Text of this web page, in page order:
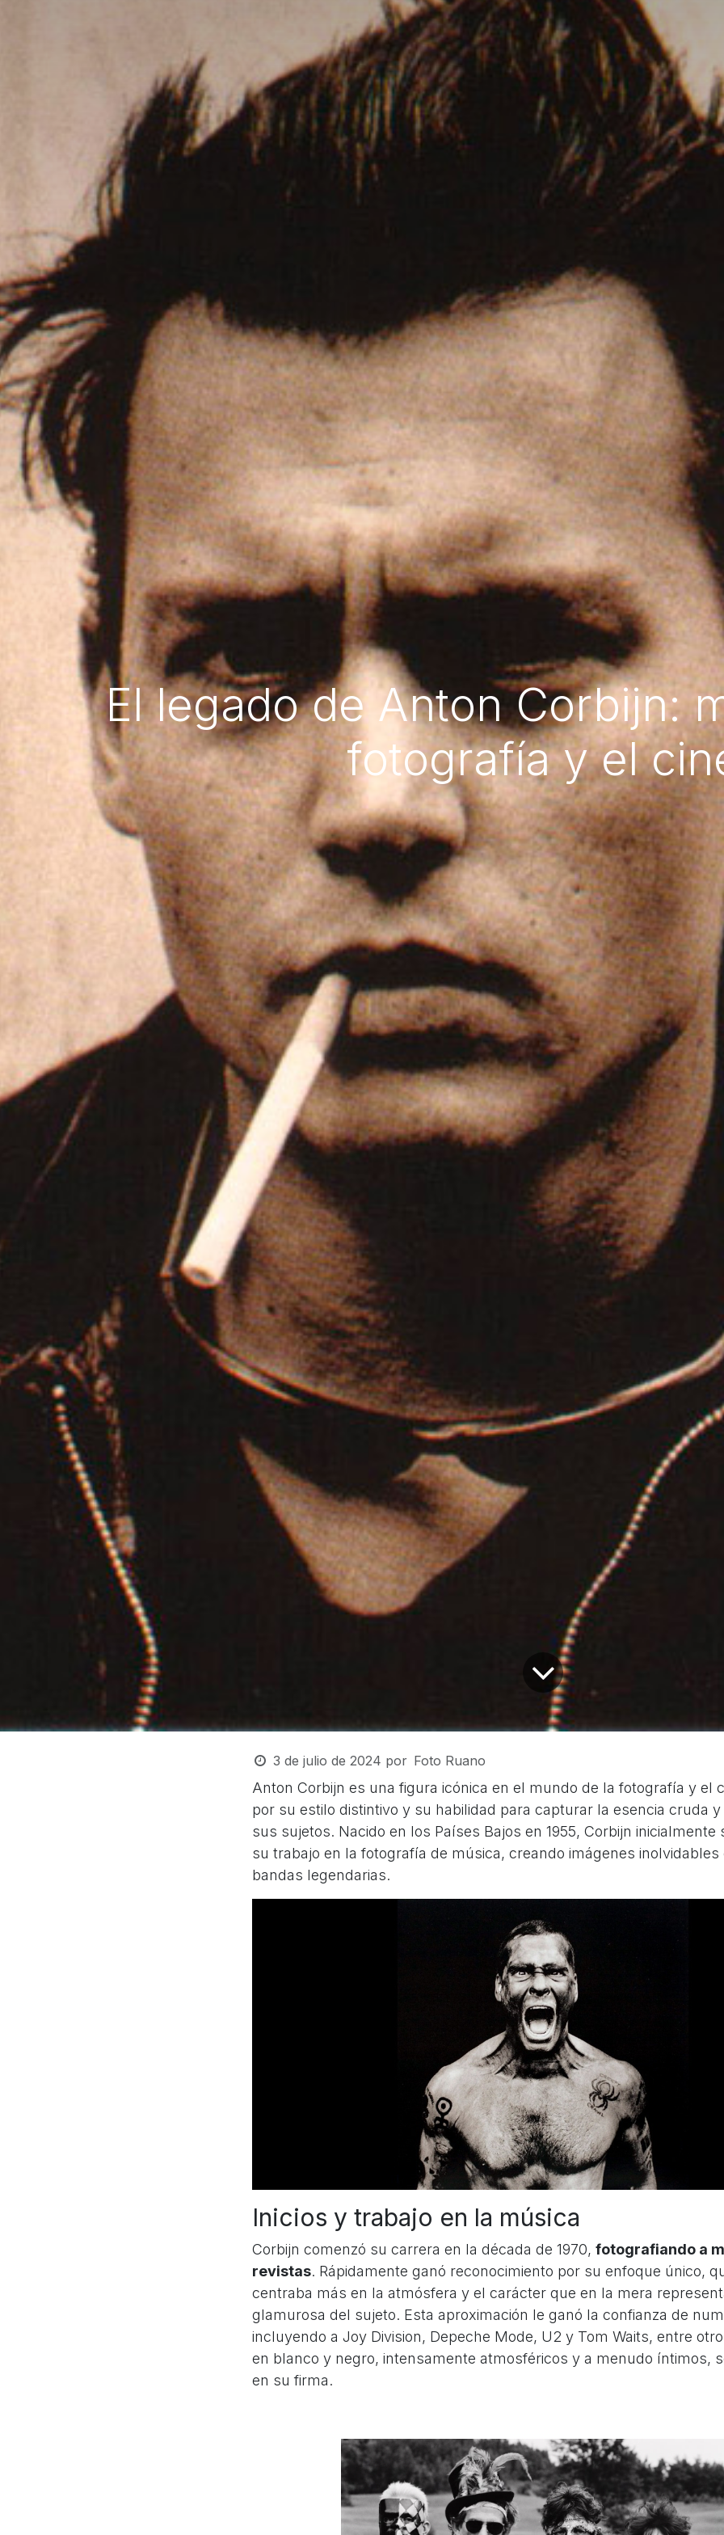
El legado de Anton Corbijn:
fotografía y el
3 de julio de 2024 por Foto Ruano
Anton Corbijn es una figura icónica en el mundo de la fotografía y el
por su estilo distintivo y su habilidad para capturar la esencia cruda
sus sujetos. Nacido en los Países Bajos en 1955, Corbijn inicialmente
su trabajo en la fotografía de música, creando imágenes
bandas legendarias.
Inicios y trabajo en la música
Corbijn comenzó su carrera en la década de 1970, fotografiando a
revistas. Rápidamente ganó reconocimiento por su enfoque único,
centraba más en la atmósfera y el carácter que en la mera
glamurosa del sujeto. Esta aproximación le ganó la confianza de
incluyendo a Joy Division, Depeche Mode, U2 y Tom Waits, entre
en blanco y negro, intensamente atmosféricos y a menudo íntimos,
en su firma.